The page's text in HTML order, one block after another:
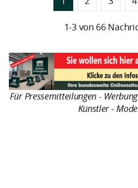
1-3 von 66
Für Pressemitteilungen -
Künstler -